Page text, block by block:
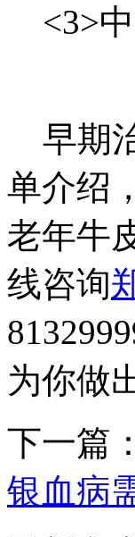
<3>中
早期
单介绍
老年牛
线咨询
为你做
下一篇：
银血病